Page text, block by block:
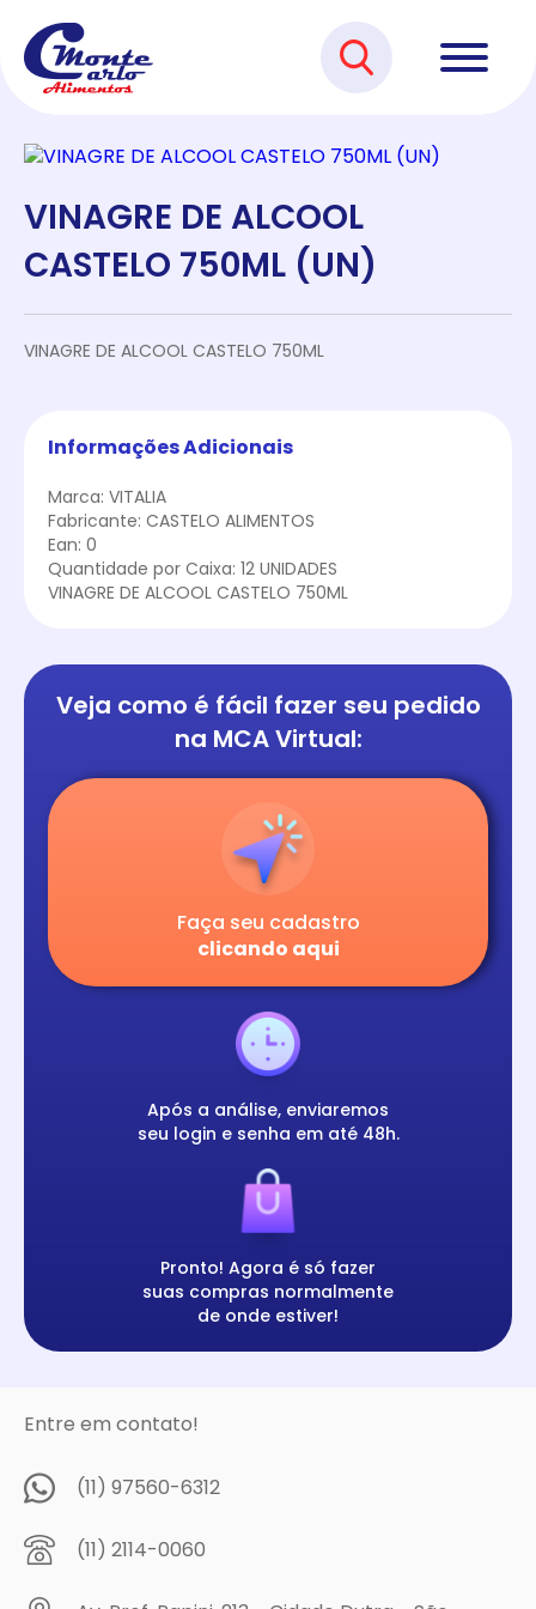
VINAGRE DE ALCOOL
CASTELO 750ML (UN)
VINAGRE DE ALCOOL CASTELO 750ML
Informações Adicionais
Marca: VITALIA
Fabricante: CASTELO ALIMENTOS
Ean: 0
Quantidade por Caixa: 12 UNIDADES
VINAGRE DE ALCOOL CASTELO 750ML
Veja como é fácil fazer seu pedido
na MCA Virtual:
Faça seu cadastro
clicando aqui
Após a análise, enviaremos
seu login e senha em até 48h.
Pronto! Agora é só fazer
suas compras normalmente
de onde estiver!
Entre em contato!
(11) 97560-6312
(11) 2114-0060